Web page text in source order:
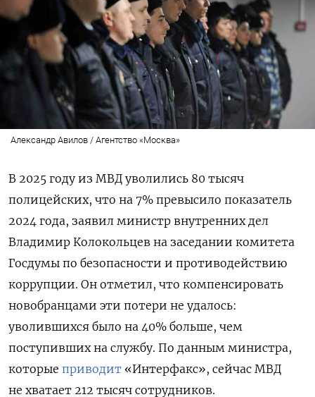
Александр Авилов / Агентство «Москва»
В 2025 году из МВД уволились 80 тысяч
полицейских, что на 7% превысило показатель
2024 года, заявил министр внутренних дел
Владимир Колокольцев на заседании комитета
Госдумы по безопасности и противодействию
коррупции. Он отметил, что компенсировать
новобранцами эти потери не удалось:
уволившихся было на 40% больше, чем
поступивших на службу. По данным министра,
которые приводит «Интерфакс», сейчас МВД
не хватает 212 тысяч сотрудников.